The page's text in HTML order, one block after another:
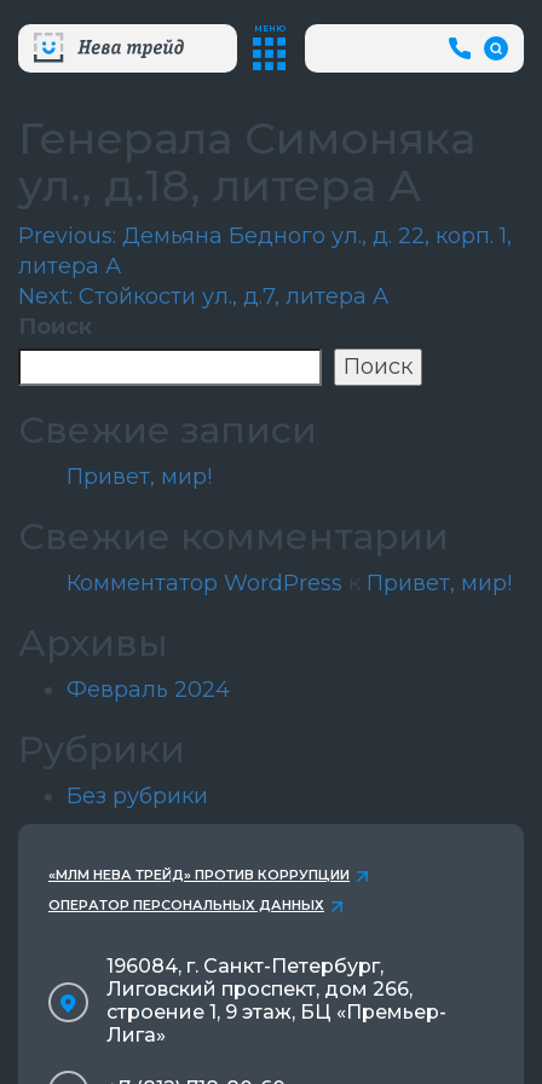
МЕНЮ
+7
(812)
Генерала Симоняка
ул., д.18, литера А
Навигация
по
записям
Previous: Демьяна Бедного ул., д. 22, корп. 1,
литера А
Next: Стойкости ул., д.7, литера А
Поиск
Поиск
Свежие записи
Привет, мир!
Свежие комментарии
Комментатор WordPress к Привет, мир!
Архивы
Февраль 2024
Рубрики
Без рубрики
«МЛМ НЕВА ТРЕЙД» ПРОТИВ КОРРУПЦИИ
ОПЕРАТОР ПЕРСОНАЛЬНЫХ ДАННЫХ
196084, г. Санкт-Петербург,
Лиговский проспект, дом 266,
строение 1, 9 этаж, БЦ «Премьер-
Лига»